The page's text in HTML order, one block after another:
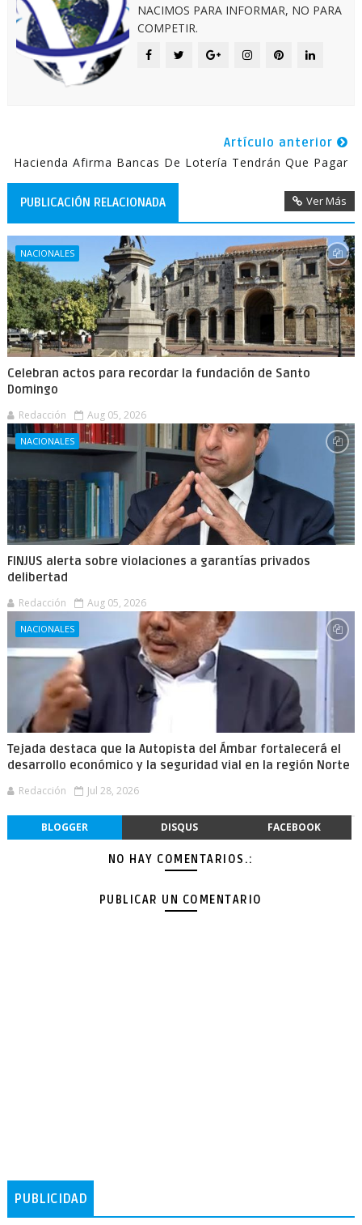
NACIMOS PARA INFORMAR, NO PARA
COMPETIR.
Artículo anterior
Hacienda Afirma Bancas De Lotería Tendrán Que Pagar
PUBLICACIÓN RELACIONADA Ver Más
NACIONALES
Celebran actos para recordar la fundación de Santo
Domingo
Redacción Aug 05, 2026
NACIONALES
FINJUS alerta sobre violaciones a garantías privados
delibertad
Redacción Aug 05, 2026
NACIONALES
Tejada destaca que la Autopista del Ámbar fortalecerá el
desarrollo económico y la seguridad vial en la región Norte
Redacción Jul 28, 2026
BLOGGER DISQUS FACEBOOK
NO HAY COMENTARIOS.:
PUBLICAR UN COMENTARIO
PUBLICIDAD